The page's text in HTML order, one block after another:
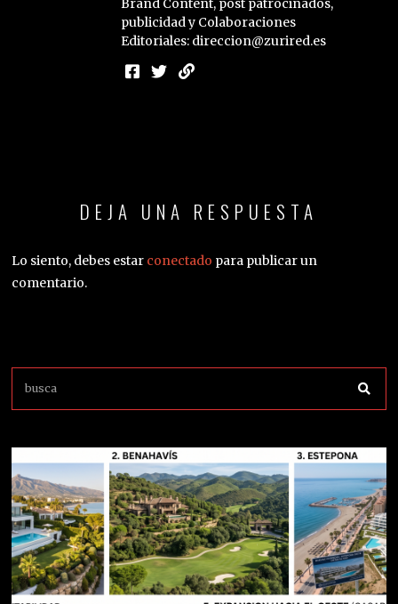
publicidad y Colaboraciones
Editoriales: direccion@zurired.es
DEJA UNA RESPUESTA
Lo siento, debes estar conectado para publicar un
comentario.